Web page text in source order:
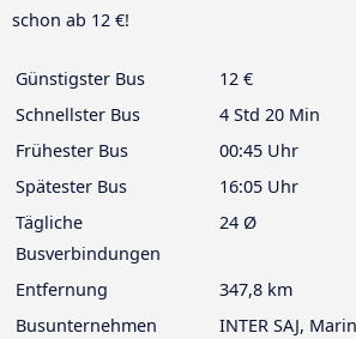
schon ab 12 €!
Günstigster Bus
12 €
Schnellster Bus
4 Std 20 Min
Frühester Bus
00:45 Uhr
Spätester Bus
16:05 Uhr
Tägliche
Busverbindungen
24 Ø
Entfernung
347,8 km
Busunternehmen
INTER SAJ,